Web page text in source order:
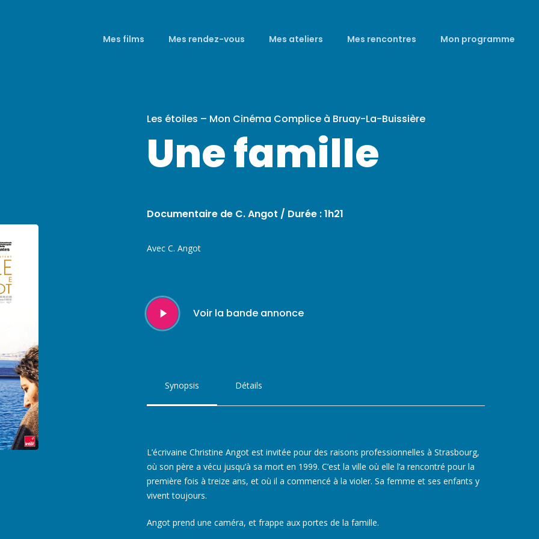
Mes films Mes rendez-vous Mes ateliers Mes rencontres Mon programme
Les étoiles – Mon Cinéma Complice à Bruay-La-Buissière
Une famille
Documentaire de C. Angot / Durée : 1h21
Avec C. Angot
Play
Video
Voir la bande annonce
Synopsis Détails
L’écrivaine Christine Angot est invitée pour des raisons professionnelles à Strasbourg,
où son père a vécu jusqu’à sa mort en 1999. C’est la ville où elle l’a rencontré pour la
première fois à treize ans, et où il a commencé à la violer. Sa femme et ses enfants y
vivent toujours.
Angot prend une caméra, et frappe aux portes de la famille.